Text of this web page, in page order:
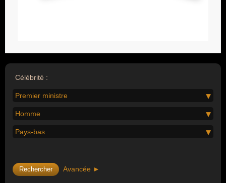
Célébrité :
Premier ministre
Homme
Pays-bas
Avancée ►